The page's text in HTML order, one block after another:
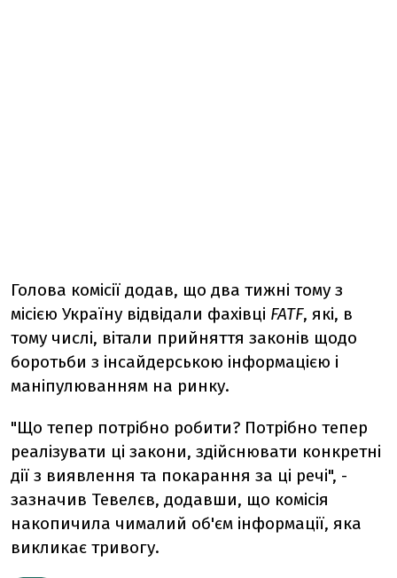
Голова комісії додав, що два тижні тому з
місією Україну відвідали фахівці FATF, які, в
тому числі, вітали прийняття законів щодо
боротьби з інсайдерською інформацією і
маніпулюванням на ринку.
"Що тепер потрібно робити? Потрібно тепер
реалізувати ці закони, здійснювати конкретні
дії з виявлення та покарання за ці речі", -
зазначив Тевелєв, додавши, що комісія
накопичила чималий об'єм інформації, яка
викликає тривогу.